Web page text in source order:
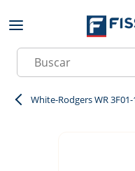
Skip to main content
Site Search
White-Rodgers WR 3F01-